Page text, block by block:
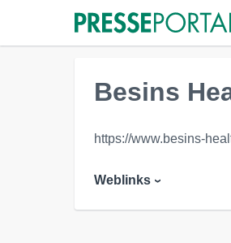
Besins
https://www.besins-
Weblinks